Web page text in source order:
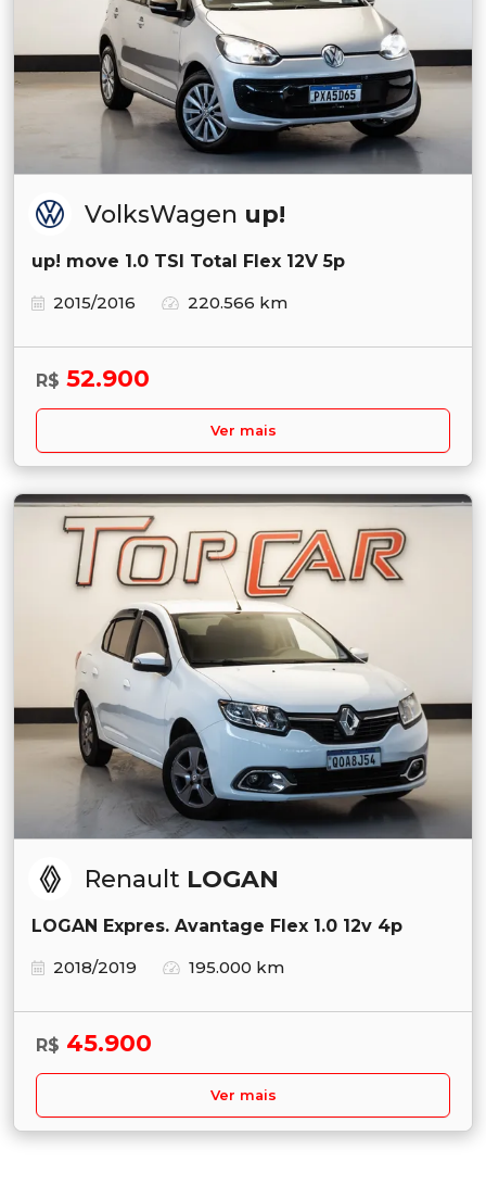
VolksWagen up!
up! move 1.0 TSI Total Flex 12V 5p
2015/2016
220.566 km
R$ 52.900
Ver mais
Renault LOGAN
LOGAN Expres. Avantage Flex 1.0 12v 4p
2018/2019
195.000 km
R$ 45.900
Ver mais